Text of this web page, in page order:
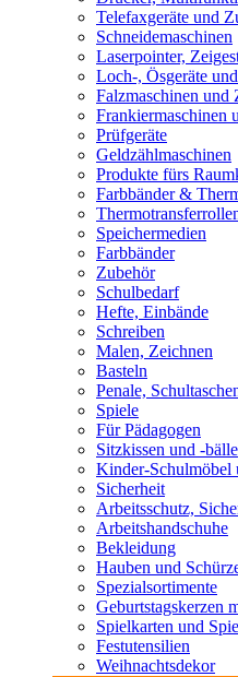
Telefaxgeräte und
Schneidemaschinen
Laserpointer,
Loch-, Ösgeräte
Falzmaschinen und
Frankiermaschinen
Prüfgeräte
Geldzählmaschinen
Produkte fürs
Farbbänder &
Speichermedien
Farbbänder
Zubehör
Schulbedarf
Hefte, Einbände
Schreiben
Malen, Zeichnen
Basteln
Penale,
Spiele
Für Pädagogen
Sitzkissen und -bälle
Kinder-Schulmöbel
Sicherheit
Arbeitsschutz,
Arbeitshandschuhe
Bekleidung
Hauben und
Spezialsortimente
Geburtstagskerzen
Spielkarten und
Festutensilien
Weihnachtsdekor